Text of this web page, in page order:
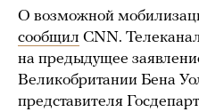
О возможной
сообщил CNN.
на предыдущее
Великобритании Бена
представителя